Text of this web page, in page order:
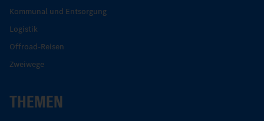
Kommunal und Entsorgung
Logistik
Offroad-Reisen
Zweiwege
THEMEN